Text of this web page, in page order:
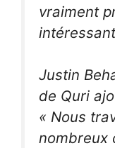
vraiment
Justin
de Quri
« Nous
nombreux